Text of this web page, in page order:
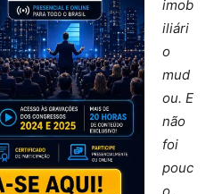
imob
iliári
o
mud
ou. E
não
foi
pouc